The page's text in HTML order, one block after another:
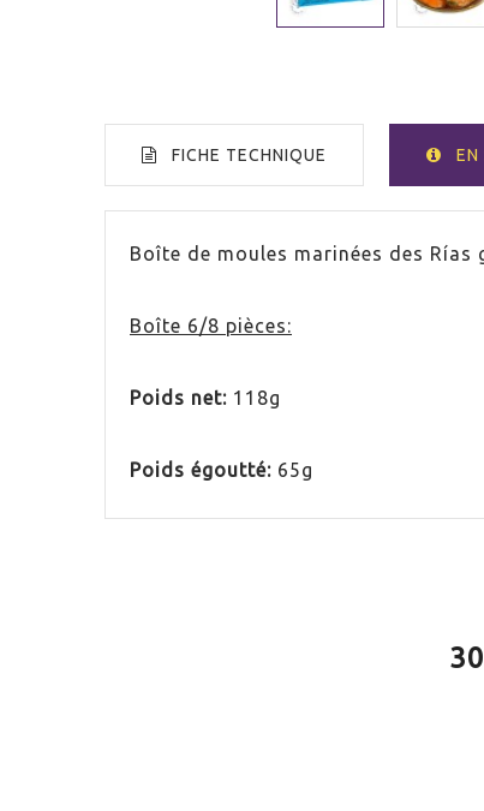
FICHE TECHNIQUE EN
PAYS
Boîte de moules marinées des
Boîte 6/8 pièces:
Poids net: 118g
Poids égoutté: 65g